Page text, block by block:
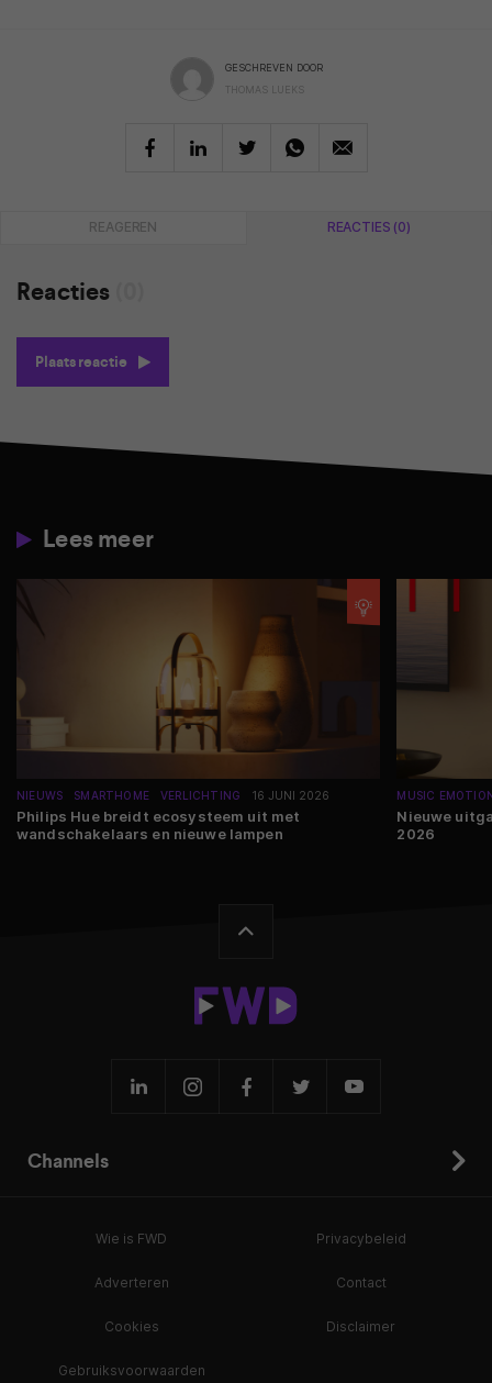
GESCHREVEN DOOR
THOMAS LUEKS
REAGEREN REACTIES (0)
Reacties
Plaats reactie
Lees meer
NIEUWS SMARTHOME VERLICHTING 16 JUNI 2026
Philips Hue breidt ecosysteem uit met
wandschakelaars en nieuwe lampen
MUSIC
Nieuwe
2026
Channels
Wie is FWD Privacybeleid
Adverteren Contact
Cookies Disclaimer
Gebruiksvoorwaarden